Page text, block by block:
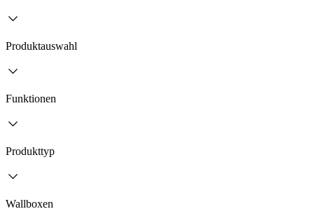
Produktauswahl
Funktionen
Produkttyp
Wallboxen